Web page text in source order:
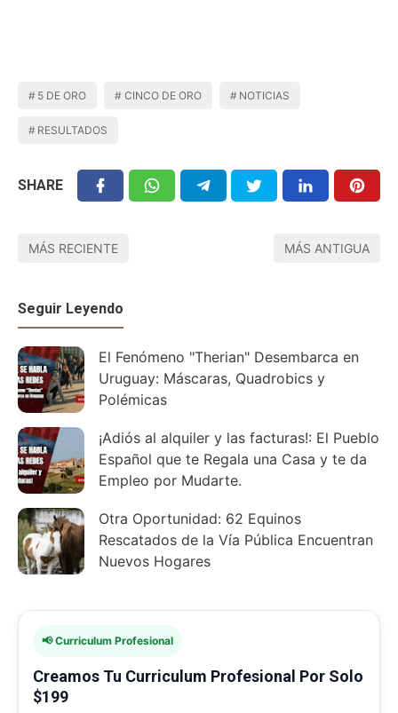
5 DE ORO CINCO DE ORO NOTICIAS
RESULTADOS
SHARE
MÁS RECIENTE MÁS ANTIGUA
Seguir Leyendo
El Fenómeno "Therian" Desembarca en
Uruguay: Máscaras, Quadrobics y
Polémicas
¡Adiós al alquiler y las facturas!: El Pueblo
Español que te Regala una Casa y te da
Empleo por Mudarte.
Otra Oportunidad: 62 Equinos
Rescatados de la Vía Pública Encuentran
Nuevos Hogares
📢 Curriculum Profesional
Creamos Tu Curriculum Profesional Por Solo
$199